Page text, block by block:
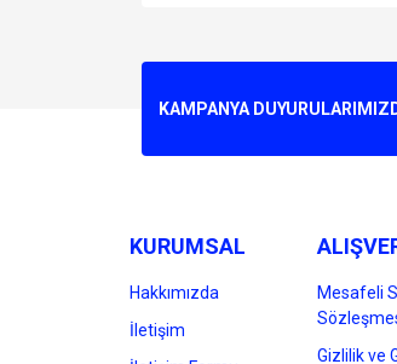
Ürün resmi kalitesiz, bozuk
Bu ürüne benzer farklı
KAMPANYA
KURUMSAL
Hakkımızda
İletişim
Mesafeli
Gizlilik ve